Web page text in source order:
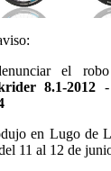
el
8.1-2012 -
en Lugo de
11 al 12 de